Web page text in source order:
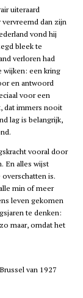
uiteraard
dan zijn
vond hij
bleek te
verloren had
wijken: een kring
en antwoord
voor een
dat immers nooit
lag is belangrijk,
vooral door
En alles wijst
is.
min of meer
leven gekomen
te denken:
maar, omdat het
van 1927